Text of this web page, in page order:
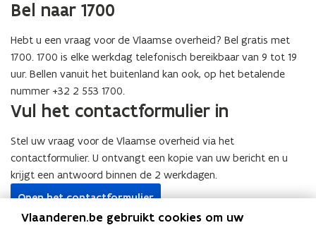
Bel naar 1700
Hebt u een vraag voor de Vlaamse overheid? Bel gratis met
1700. 1700 is elke werkdag telefonisch bereikbaar van 9 tot 19
uur. Bellen vanuit het buitenland kan ook, op het betalende
nummer +32 2 553 1700.
Vul het contactformulier in
Stel uw vraag voor de Vlaamse overheid via het
contactformulier. U ontvangt een kopie van uw bericht en u
krijgt een antwoord binnen de 2 werkdagen.
Open het contactformulier
Chat met 1700
Vlaanderen.be gebruikt cookies om uw